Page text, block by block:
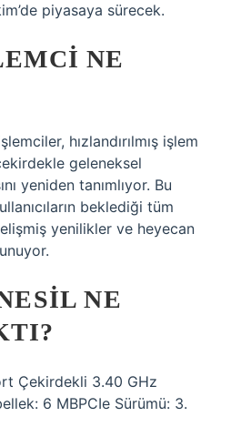
piyasaya sürecek.
NE
hızlandırılmış işlem
geleneksel
yeniden tanımlıyor. Bu
beklediği tüm
yenilikler ve heyecan
NE
Çekirdekli 3.40 GHz
6 MBPCIe Sürümü: 3.